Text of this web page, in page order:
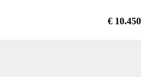
€ 10.450